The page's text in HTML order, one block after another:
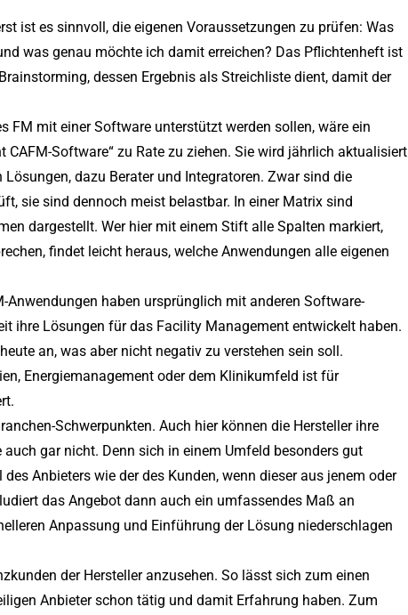
ist es sinnvoll, die eigenen Voraussetzungen zu prüfen: Was
was genau möchte ich damit erreichen? Das Pflichtenheft ist
dessen Ergebnis als Streichliste dient, damit der
FM mit einer Software unterstützt werden sollen, wäre ein
CAFM-Software“ zu Rate zu ziehen. Sie wird jährlich aktualisiert
dazu Berater und Integratoren. Zwar sind die
sie sind dennoch meist belastbar. In einer Matrix sind
dargestellt. Wer hier mit einem Stift alle Spalten markiert,
findet leicht heraus, welche Anwendungen alle eigenen
Anwendungen haben ursprünglich mit anderen Software-
ihre Lösungen für das Facility Management entwickelt haben.
an, was aber nicht negativ zu verstehen sein soll.
Energiemanagement oder dem Klinikumfeld ist für
Schwerpunkten. Auch hier können die Hersteller ihre
gar nicht. Denn sich in einem Umfeld besonders gut
Anbieters wie der des Kunden, wenn dieser aus jenem oder
das Angebot dann auch ein umfassendes Maß an
Anpassung und Einführung der Lösung niederschlagen
der Hersteller anzusehen. So lässt sich zum einen
Anbieter schon tätig und damit Erfahrung haben. Zum